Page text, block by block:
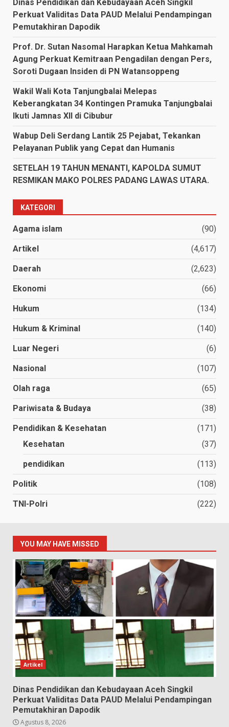
Dinas Pendidikan dan Kebudayaan Aceh Singkil
Perkuat Validitas Data PAUD Melalui Pendampingan
Pemutakhiran Dapodik
Prof. Dr. Sutan Nasomal Harapkan Ketua Mahkamah
Agung Perkuat Kemitraan Pengadilan dengan Pers,
Soroti Dugaan Insiden di PN Watansoppeng
Wakil Wali Kota Tanjungbalai Melepas
Keberangkatan 34 Kontingen Pramuka Tanjungbalai
Ikuti Jamnas XII di Cibubur
Wabup Deli Serdang Lantik 25 Pejabat, Tekankan
Pelayanan Publik yang Cepat dan Humanis
SETELAH 19 TAHUN MENANTI, KAPOLDA SUMUT
RESMIKAN MAKO POLRES PADANG LAWAS UTARA.
KATEGORI
Agama islam (90)
Artikel (4,617)
Daerah (2,623)
Ekonomi (66)
Hukum (134)
Hukum & Kriminal (140)
Luar Negeri (6)
Nasional (107)
Olah raga (65)
Pariwisata & Budaya (38)
Pendidikan & Kesehatan
(171)
Kesehatan
(37)
pendidikan (113)
Politik (108)
TNI-Polri (222)
YOU MAY HAVE MISSED
Artikel
Dinas Pendidikan dan Kebudayaan Aceh Singkil
Perkuat Validitas Data PAUD Melalui Pendampingan
Pemutakhiran Dapodik
Agustus 8, 2026